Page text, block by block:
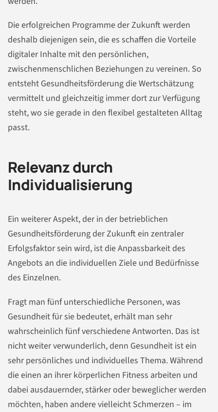
Die erfolgreichen Programme der Zukunft werden
deshalb diejenigen sein, die es schaffen die Vorteile
digitaler Inhalte mit den persönlichen,
zwischenmenschlichen Beziehungen zu vereinen. So
entsteht Gesundheitsförderung die Wertschätzung
vermittelt und gleichzeitig immer dort zur Verfügung
steht, wo sie gerade in den flexibel gestalteten Alltag
passt.
Relevanz durch
Individualisierung
Ein weiterer Aspekt, der in der betrieblichen
Gesundheitsförderung der Zukunft ein zentraler
Erfolgsfaktor sein wird, ist die Anpassbarkeit des
Angebots an die individuellen Ziele und Bedürfnisse
des Einzelnen.
Fragt man fünf unterschiedliche Personen, was
Gesundheit für sie bedeutet, erhält man sehr
wahrscheinlich fünf verschiedene Antworten. Das ist
nicht weiter verwunderlich, denn Gesundheit ist ein
sehr persönliches und individuelles Thema. Während
die einen an ihrer körperlichen Fitness arbeiten und
dabei ausdauernder, stärker oder beweglicher werden
möchten, haben andere vielleicht Schmerzen – im